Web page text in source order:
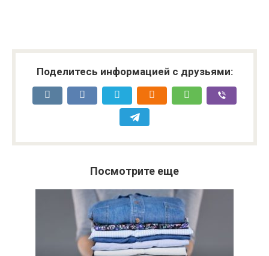
Поделитесь информацией с друзьями:
Посмотрите еще